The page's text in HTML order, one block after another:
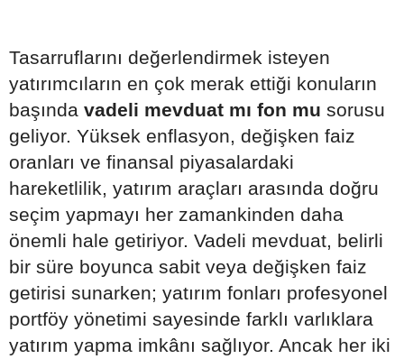
Tasarruflarını değerlendirmek isteyen
yatırımcıların en çok merak ettiği konuların
başında vadeli mevduat mı fon mu sorusu
geliyor. Yüksek enflasyon, değişken faiz
oranları ve finansal piyasalardaki
hareketlilik, yatırım araçları arasında doğru
seçim yapmayı her zamankinden daha
önemli hale getiriyor. Vadeli mevduat, belirli
bir süre boyunca sabit veya değişken faiz
getirisi sunarken; yatırım fonları profesyonel
portföy yönetimi sayesinde farklı varlıklara
yatırım yapma imkânı sağlıyor. Ancak her iki